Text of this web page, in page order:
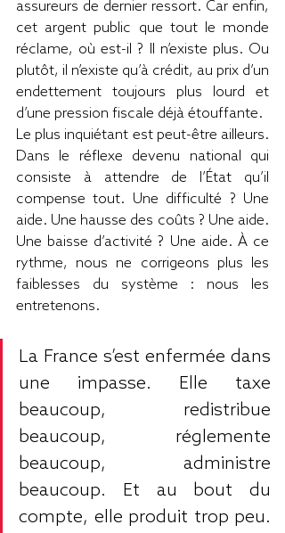
assureurs de dernier ressort. Car enfin,
cet argent public que tout le monde
réclame, où est-il ? Il n’existe plus. Ou
plutôt, il n’existe qu’à crédit, au prix d’un
endettement toujours plus lourd et
d’une pression fiscale déjà étouffante.
Le plus inquiétant est peut-être ailleurs.
Dans le réflexe devenu national qui
consiste à attendre de l’État qu’il
compense tout. Une difficulté ? Une
aide. Une hausse des coûts ? Une aide.
Une baisse d’activité ? Une aide. À ce
rythme, nous ne corrigeons plus les
faiblesses du système : nous les
entretenons.
La France s’est enfermée dans
une impasse. Elle taxe
beaucoup, redistribue
beaucoup, réglemente
beaucoup, administre
beaucoup. Et au bout du
compte, elle produit trop peu.